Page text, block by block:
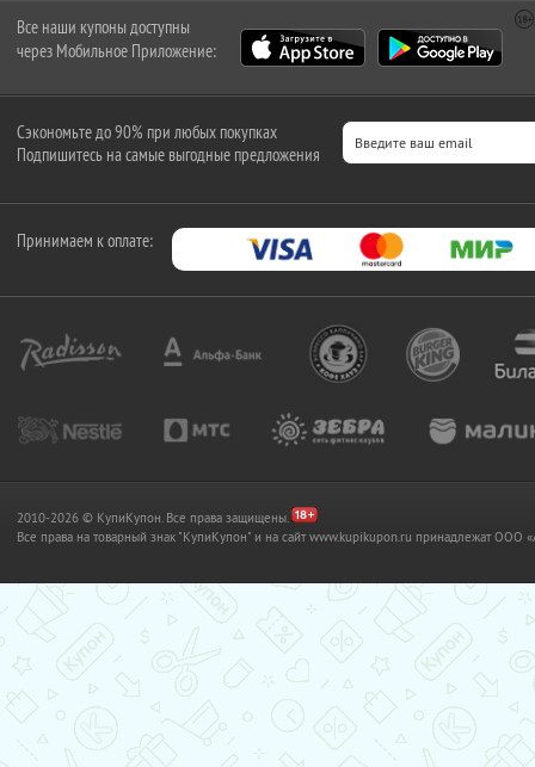
Все наши купоны доступны
через Мобильное Приложение:
Сэкономьте до 90% при любых покупках
Подпишитесь на самые выгодные предложения
Принимаем к оплате:
2010-2026 © КупиКупон. Все права защищены.
Все права на товарный знак "КупиКупон" и на сайт www.kupikupon.ru принадлежат